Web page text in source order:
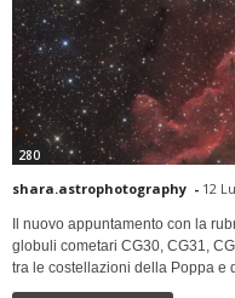
280
shara.astrophotography - 12
Il nuovo appuntamento con la
globuli cometari CG30, CG31,
tra le costellazioni della Poppa e